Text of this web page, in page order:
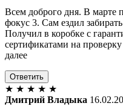
Всем доброго дня. В марте
фокус 3. Сам ездил
Получил в коробке с
сертификатами на
далее
Ответить
★ ★ ★ ★ ★
Дмитрий Владыка